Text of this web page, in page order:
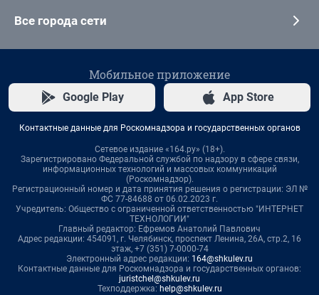
Все города сети
Мобильное приложение
Google Play App Store
Контактные данные для Роскомнадзора и государственных органов
Сетевое издание «164.ру» (18+).
Зарегистрировано Федеральной службой по надзору в сфере связи,
информационных технологий и массовых коммуникаций
(Роскомнадзор).
Регистрационный номер и дата принятия решения о регистрации: ЭЛ №
ФС 77-84688 от 06.02.2023 г.
Учредитель: Общество с ограниченной ответственностью "ИНТЕРНЕТ
ТЕХНОЛОГИИ"
Главный редактор: Ефремов Анатолий Павлович
Адрес редакции: 454091, г. Челябинск, проспект Ленина, 26А, стр.2, 16
этаж, +7 (351) 7-0000-74
Электронный адрес редакции: 164@shkulev.ru
Контактные данные для Роскомнадзора и государственных органов:
juristchel@shkulev.ru
Техподдержка: help@shkulev.ru